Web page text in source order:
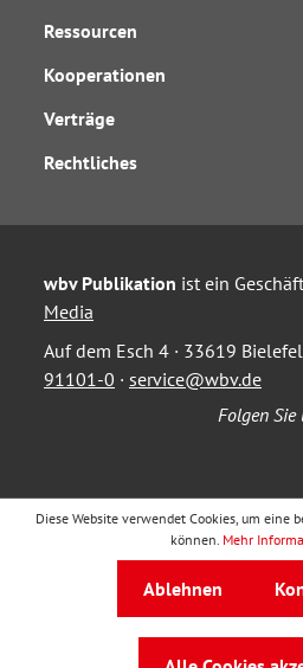
Ressourcen
Kooperationen
Verträge
Rechtliches
wbv Publikation ist ein
Media
Auf dem Esch 4 · 33619
91101-0 · service@wbv.de
Folgen Sie
Diese Website verwendet Cookies, um eine
können. Mehr
Ablehnen